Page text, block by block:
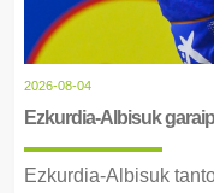
2026-08-04
Ezkurdia-Albisuk
Ezkurdia-Albisuk